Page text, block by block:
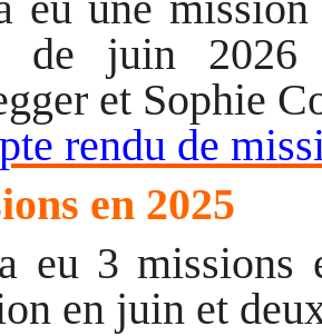
de juin 2026
et Sophie
rendu de
en 2025
eu 3 missions
en juin et